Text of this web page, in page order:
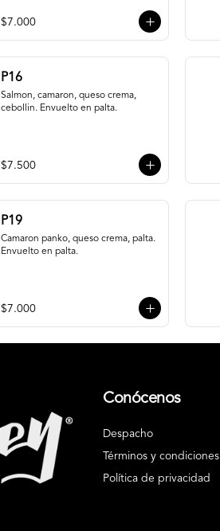
$7.000
P16
Salmon, camaron, queso crema,
cebollin. Envuelto en palta.
$7.500
P19
Camaron panko, queso crema, palta.
Envuelto en palta.
$7.000
Conócenos
Despacho
Términos y condiciones
Política de privacidad